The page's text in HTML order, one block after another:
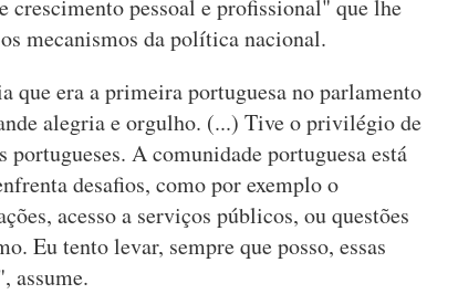
crescimento pessoal e profissional" que lhe
mecanismos da política nacional.
que era a primeira portuguesa no parlamento
alegria e orgulho. (...) Tive o privilégio de
A comunidade portuguesa está
desafios, como por exemplo o
acesso a serviços públicos, ou questões
Eu tento levar, sempre que posso, essas
assume.